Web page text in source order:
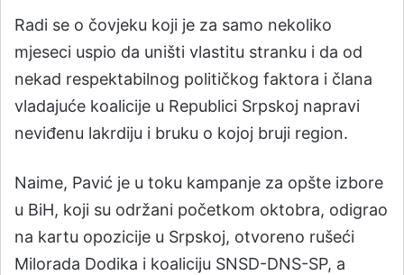
Radi se o čovjeku koji je za samo nekoliko
mjeseci uspio da uništi vlastitu stranku i da od
nekad respektabilnog političkog faktora i člana
vladajuće koalicije u Republici Srpskoj napravi
neviđenu lakrdiju i bruku o kojoj bruji region.
Naime, Pavić je u toku kampanje za opšte izbore
u BiH, koji su održani početkom oktobra, odigrao
na kartu opozicije u Srpskoj, otvoreno rušeći
Milorada Dodika i koaliciju SNSD-DNS-SP, a